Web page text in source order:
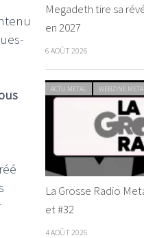
Megadeth tire sa
en 2027
6 AOÛT 2026
ACTU METAL WEBZINE
La Grosse Radio
et #32
4 AOÛT 2026